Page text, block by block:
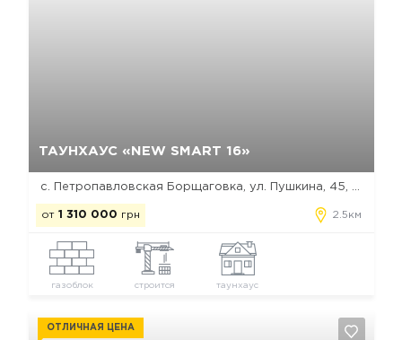
ТАУНХАУС «NEW SMART 16»
от 1 310 000 грн 2.5км
газоблок строится таунхаус
ОТЛИЧНАЯ ЦЕНА